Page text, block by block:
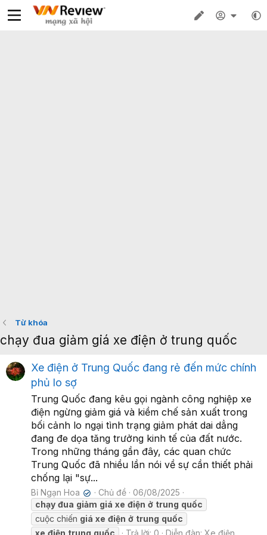
Từ khóa
chạy đua giảm giá xe điện ở trung quốc
Xe điện ở Trung Quốc đang rẻ đến mức chính
phủ lo sợ
Trung Quốc đang kêu gọi ngành công nghiệp xe
điện ngừng giảm giá và kiềm chế sản xuất trong
bối cảnh lo ngại tình trạng giảm phát dai dẳng
đang đe dọa tăng trưởng kinh tế của đất nước.
Trong những tháng gần đây, các quan chức
Trung Quốc đã nhiều lần nói về sự cần thiết phải
chống lại "sự...
Bỉ Ngạn Hoa ✔ Chủ đề
06/08/2025
chạy đua giảm giá xe điện ở trung quốc
cuộc chiến giá xe điện ở trung quốc